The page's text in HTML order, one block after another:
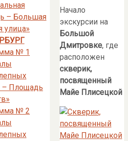
Начало
экскурсии на
Большой
Дмитровке, где
расположен
скверик,
посвященный
Майе Плисецкой
– Большая
улица»
№ 1
– Площадь
№ 2